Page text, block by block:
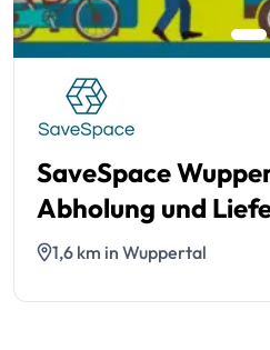
SaveSpace
Abholung und
1,6 km in Wuppertal